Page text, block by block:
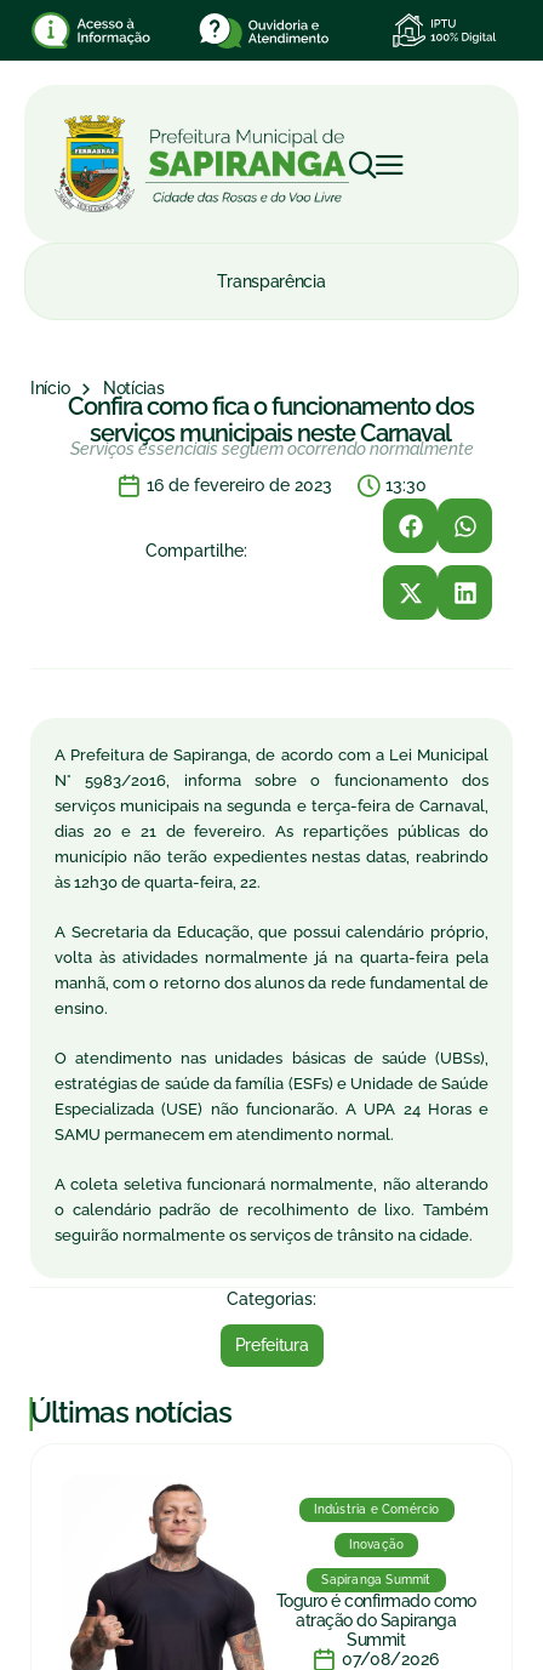
Transparência
Início Notícias
Confira como fica o funcionamento dos
serviços municipais neste Carnaval
Serviços essenciais seguem ocorrendo normalmente
16 de fevereiro de 2023
13:30
Compartilhe:
A Prefeitura de Sapiranga, de acordo com a Lei Municipal
N° 5983/2016, informa sobre o funcionamento dos
serviços municipais na segunda e terça-feira de Carnaval,
dias 20 e 21 de fevereiro. As repartições públicas do
município não terão expedientes nestas datas, reabrindo
às 12h30 de quarta-feira, 22.
A Secretaria da Educação, que possui calendário próprio,
volta às atividades normalmente já na quarta-feira pela
manhã, com o retorno dos alunos da rede fundamental de
ensino.
O atendimento nas unidades básicas de saúde (UBSs),
estratégias de saúde da família (ESFs) e Unidade de Saúde
Especializada (USE) não funcionarão. A UPA 24 Horas e
SAMU permanecem em atendimento normal.
A coleta seletiva funcionará normalmente, não alterando
o calendário padrão de recolhimento de lixo. Também
seguirão normalmente os serviços de trânsito na cidade.
Categorias:
Prefeitura
|Últimas notícias
Indústria e Comércio
Inovação
Sapiranga Summit
Toguro é confirmado como
atração do Sapiranga
Summit
07/08/2026